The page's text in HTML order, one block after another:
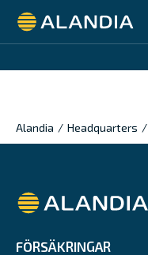
Alandia
Alandia / Headquarters /
Alandia
FÖRSÄKRINGAR